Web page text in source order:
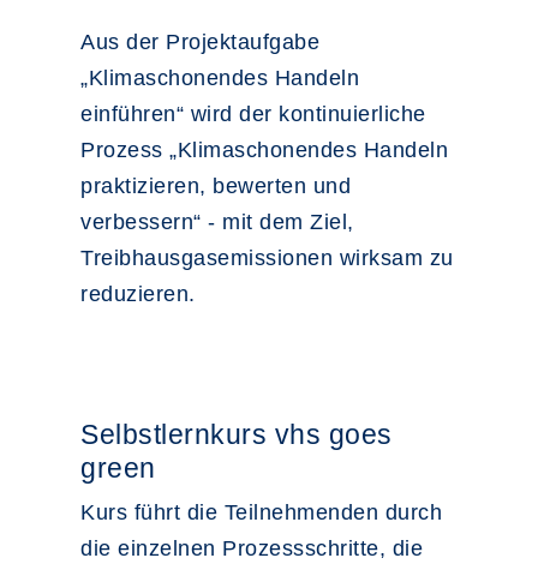
Aus der Projektaufgabe
„Klimaschonendes Handeln
einführen“ wird der kontinuierliche
Prozess „Klimaschonendes Handeln
praktizieren, bewerten und
verbessern“ - mit dem Ziel,
Treibhausgasemissionen wirksam zu
reduzieren.
Selbstlernkurs vhs goes
green
Kurs führt die Teilnehmenden durch
die einzelnen Prozessschritte, die